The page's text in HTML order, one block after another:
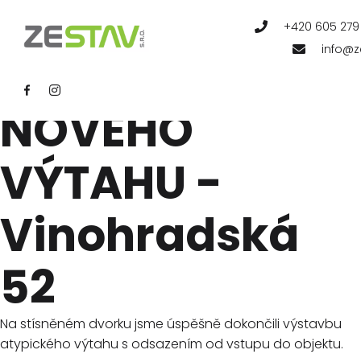
+420 605
VYBUDOVÁNÍ
NOVÉHO
VÝTAHU -
Vinohradská
52
Na stísněném dvorku jsme úspěšně dokončili výstavbu
atypického výtahu s odsazením od vstupu do objektu.